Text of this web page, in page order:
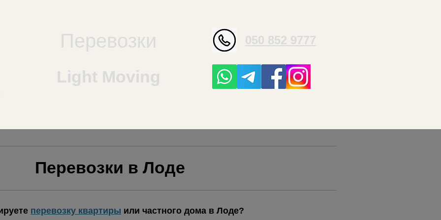
Перевозки 050 852 9777
Light Moving
Перевозки в Лоде
перевозку квартиры или частного дома в Лоде?